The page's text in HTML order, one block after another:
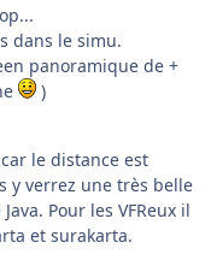
dans le simu.
panoramique de +
)
le distance est
y verrez une très belle
Pour les VFReux il
et surakarta.